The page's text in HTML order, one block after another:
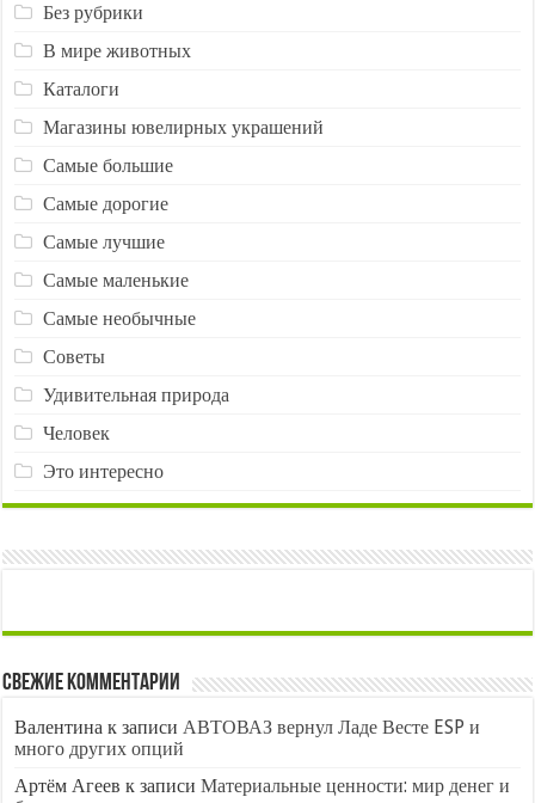
Без рубрики
В мире животных
Каталоги
Магазины ювелирных украшений
Самые большие
Самые дорогие
Самые лучшие
Самые маленькие
Самые необычные
Советы
Удивительная природа
Человек
Это интересно
Свежие комментарии
Валентина к записиАВТОВАЗ вернул Ладе Весте ESP и
много других опций
Артём Агеев к записиМатериальные ценности: мир денег и